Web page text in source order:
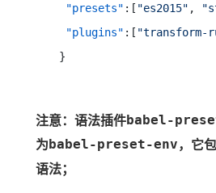
"presets" : [ "es2015" ,
"plugins" : [ "transform-
}
注意：语法插件babel-
为babel-preset-env，它
语法；